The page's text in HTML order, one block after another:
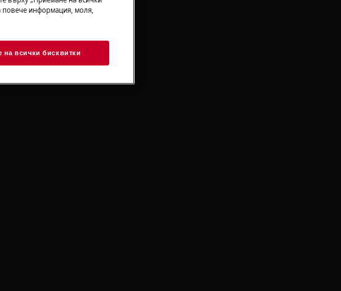
повече информация, моля,
на всички бисквитки